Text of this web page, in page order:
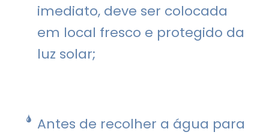
imediato, deve ser colocada
em local fresco e protegido da
luz solar;
Antes de recolher a água para